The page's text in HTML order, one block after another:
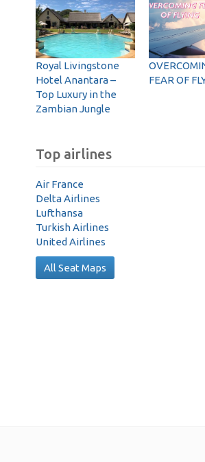
Royal Livingstone
Hotel Anantara –
Top Luxury in the
Zambian Jungle
FEAR OF
Top airlines
Air France
Delta Airlines
Lufthansa
Turkish Airlines
United Airlines
All Seat Maps